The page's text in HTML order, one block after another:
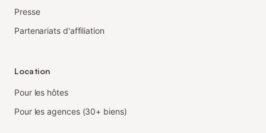
Presse
Partenariats d'affiliation
Location
Pour les hôtes
Pour les agences (30+ biens)